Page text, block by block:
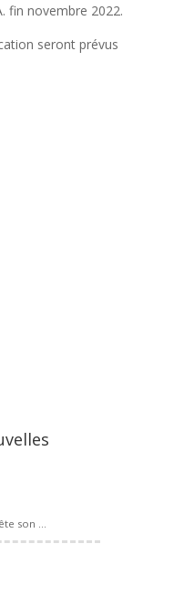
fin novembre 2022.
seront prévus
son ...